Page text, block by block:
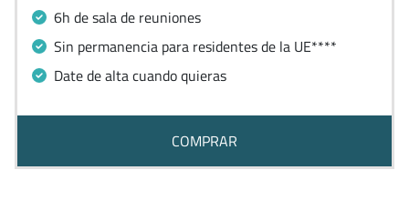
6h de sala de reuniones
Sin permanencia para residentes de la UE****
Date de alta cuando quieras
COMPRAR